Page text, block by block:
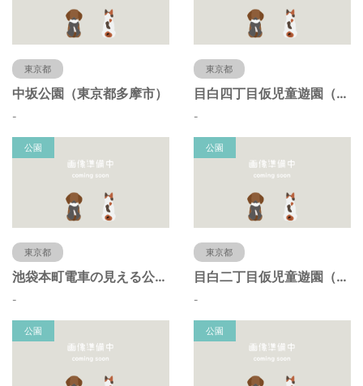
東京都
中坂公園（東京都多摩市）
-
東京都
目白四丁目仮児童遊園（東京都豊島区）
-
公園
東京都
池袋本町電車の見える公園（東京都豊島区）
-
公園
東京都
目白二丁目仮児童遊園（東京都豊島区）
-
公園 公園